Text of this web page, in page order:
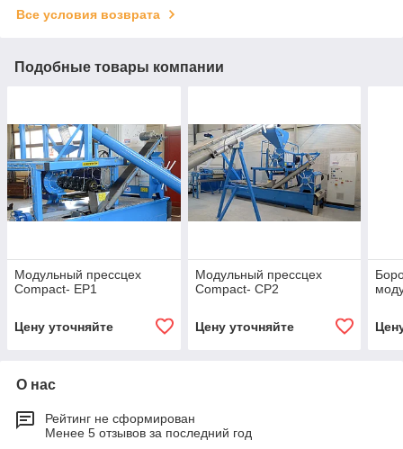
Все условия возврата
Подобные товары компании
Модульный прессцех
Compact- EP1
Цену уточняйте
Модульный прессцех
Compact- CP2
Цену уточняйте
О нас
Рейтинг не сформирован
Менее 5 отзывов за последний год